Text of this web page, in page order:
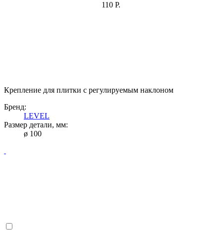
110 Р.
Крепление для плитки с регулируемым наклоном
Бренд:
LEVEL
Размер детали, мм:
ø 100